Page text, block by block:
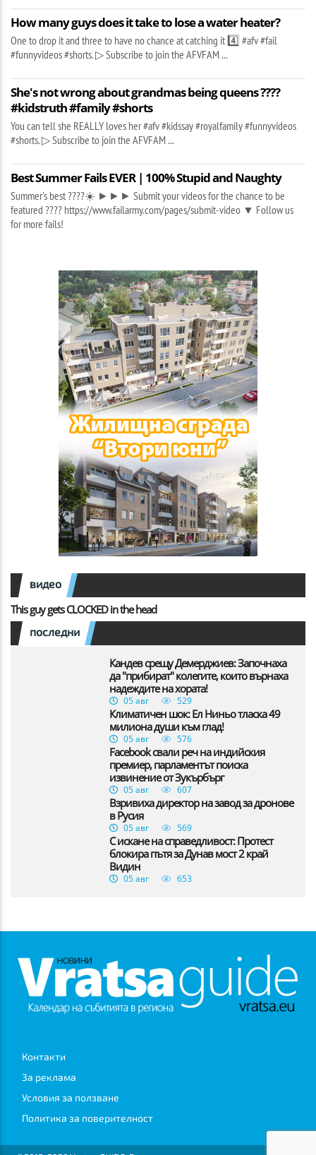
How many guys does it take to lose a water heater?
One to drop it and three to have no chance at catching it 4️⃣ #afv #fail
#funnyvideos #shorts. ▷ Subscribe to join the AFVFAM ...
She's not wrong about grandmas being queens ????
#kidstruth #family #shorts
You can tell she REALLY loves her #afv #kidssay #royalfamily #funnyvideos
#shorts. ▷ Subscribe to join the AFVFAM ...
Best Summer Fails EVER | 100% Stupid and Naughty
Summer's best ????☀️ ►►► Submit your videos for the chance to be
featured ???? https://www.failarmy.com/pages/submit-video ▼ Follow us
for more fails!
видео
This guy gets CLOCKED in the head
последни
Кандев срещу Демерджиев: Започнаха
да "прибират" колегите, които върнаха
надеждите на хората!
05 авг 529
Климатичен шок: Ел Ниньо тласка 49
милиона души към глад!
05 авг 576
Facebook свали реч на индийския
премиер, парламентът поиска
извинение от Зукърбърг
05 авг 607
Взривиха директор на завод за дронове
в Русия
05 авг 569
С искане на справедливост: Протест
блокира пътя за Дунав мост 2 край
Видин
05 авг 653
Контакти
За реклама
Условия за ползване
Политика за поверителност